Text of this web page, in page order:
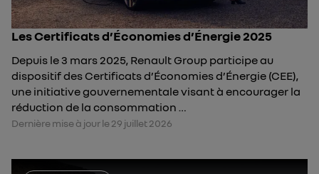
Les Certificats d’Économies d’Énergie 2025
Depuis le 3 mars 2025, Renault Group participe au
dispositif des Certificats d’Économies d’Énergie (CEE),
une initiative gouvernementale visant à encourager la
réduction de la consommation …
Dernière mise à jour le 29 juillet 2026